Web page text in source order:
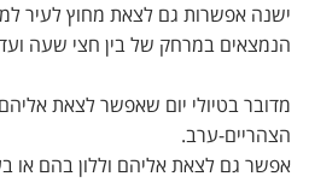
ישנה אפשרות גם לצאת מחוץ לעיר
הנמצאים במרחק של בין חצי שעה ועד 4 שעות
מדובר בטיולי יום שאפשר לצאת
הצהריים-ערב.
אפשר גם לצאת אליהם וללון בהם או